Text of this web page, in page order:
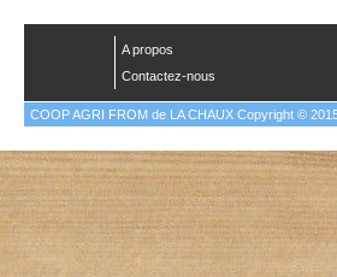
A propos
Contactez-nous
COOP AGRI FROM de LA CHAUX Copyright ©